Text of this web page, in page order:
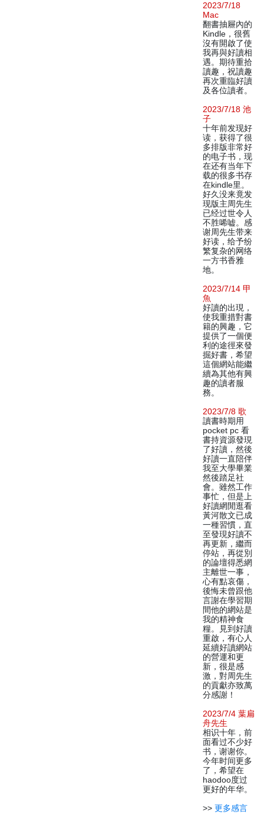
2023/7/18
Mac
翻書抽屜內的
Kindle，很舊
沒有開啟了使
我再與好讀相
遇。期待重拾
讀趣，祝讀趣
再次重臨好讀
及各位讀者。
2023/7/18 池
子
十年前发现好
读，获得了很
多排版非常好
的电子书，现
在还有当年下
载的很多书存
在kindle里。
好久没来竟发
现版主周先生
已经过世令人
不胜唏嘘。感
谢周先生带来
好读，给予纷
繁复杂的网络
一方书香雅
地。
2023/7/14 甲
魚
好讀的出現，
使我重措對書
籍的興趣，它
提供了一個便
利的途徑來發
掘好書，希望
這個網站能繼
續為其他有興
趣的讀者服
務。
2023/7/8 歌
讀書時期用
pocket pc 看
書持資源發現
了好讀，然後
好讀一直陪伴
我至大學畢業
然後踏足社
會。雖然工作
事忙，但是上
好讀網閒逛看
黃河散文已成
一種習慣，直
至發現好讀不
再更新，繼而
停站，再從別
的論壇得悉網
主離世一事，
心有點哀傷，
後悔未曾跟他
言謝在學習期
間他的網站是
我的精神食
糧。見到好讀
重啟，有心人
延續好讀網站
的營運和更
新，很是感
激，對周先生
的貢獻亦致萬
分感謝！
2023/7/4 葉扁
舟先生
相识十年，前
面看过不少好
书，谢谢你。
今年时间更多
了，希望在
haodoo度过
更好的年华。
>> 更多感言